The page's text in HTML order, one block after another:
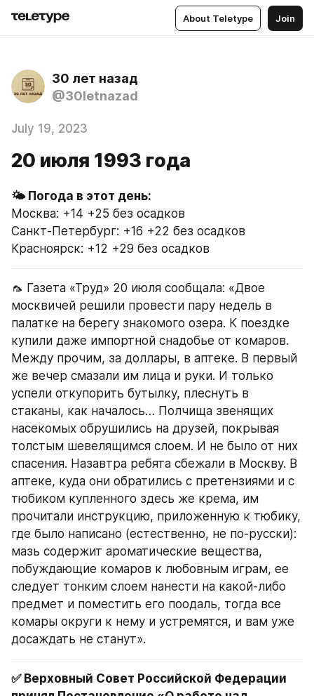
About Teletype Join
30 лет назад
@30letnazad
July 19, 2023
20 июля 1993 года
Москва: +14 +25 без осадков
Санкт-Петербург: +16 +22 без осадков
Красноярск: +12 +29 без осадков
🦟 Газета «Труд» 20 июля сообщала: «Двое
москвичей решили провести пару недель в
палатке на берегу знакомого озера. К поездке
купили даже импортной снадобье от комаров.
Между прочим, за доллары, в аптеке. В первый
же вечер смазали им лица и руки. И только
успели откупорить бутылку, плеснуть в
стаканы, как началось… Полчища звенящих
насекомых обрушились на друзей, покрывая
толстым шевелящимся слоем. И не было от них
спасения. Назавтра ребята сбежали в Москву. В
аптеке, куда они обратились с претензиями и с
тюбиком купленного здесь же крема, им
прочитали инструкцию, приложенную к тюбику,
где было написано (естественно, не по-русски):
мазь содержит ароматические вещества,
побуждающие комаров к любовным играм, ее
следует тонким слоем нанести на какой-либо
предмет и поместить его поодаль, тогда все
комары округи к нему и устремятся, и вам уже
досаждать не станут».
✅ Верховный Совет Российской Федерации